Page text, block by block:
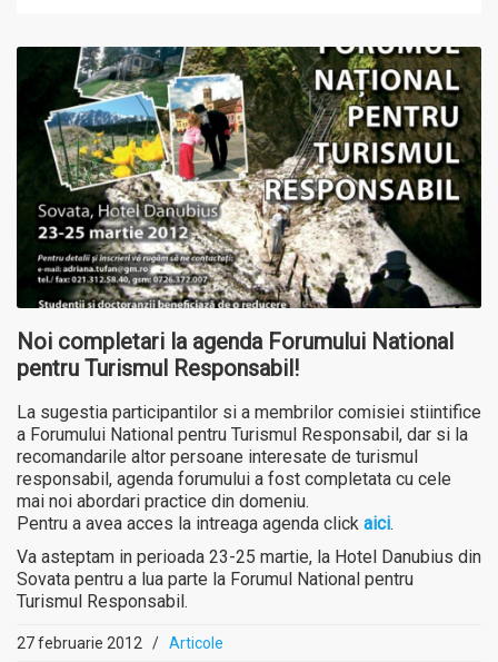
Noi completari la agenda Forumului National
pentru Turismul Responsabil!
La sugestia participantilor si a membrilor comisiei stiintifice
a Forumului National pentru Turismul Responsabil, dar si la
recomandarile altor persoane interesate de turismul
responsabil, agenda forumului a fost completata cu cele
mai noi abordari practice din domeniu.
Pentru a avea acces la intreaga agenda click aici.
Va asteptam in perioada 23-25 martie, la Hotel Danubius din
Sovata pentru a lua parte la Forumul National pentru
Turismul Responsabil.
27 februarie 2012 / Articole